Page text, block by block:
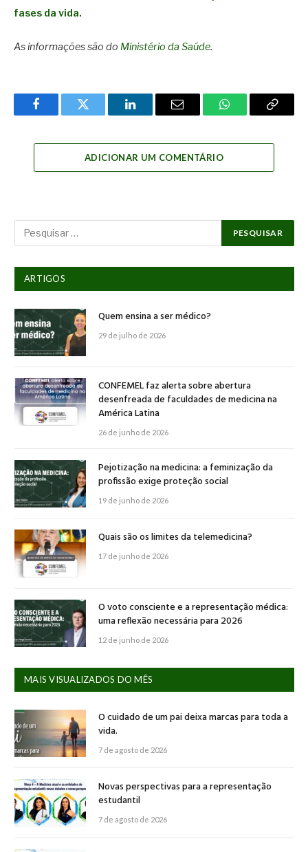
fases da vida.
As informações são do Ministério da Saúde.
FacebookTwitter LinkedInEmail WhatsAppCopy
ADICIONAR UM COMENTÁRIO
ARTIGOS
Quem ensina a ser médico?
29 de julho de 2026
CONFEMEL faz alerta sobre abertura
desenfreada de faculdades de medicina na
América Latina
26 de junho de 2026
Pejotização na medicina: a feminização da
profissão exige proteção social
19 de junho de 2026
Quais são os limites da telemedicina?
17 de junho de 2026
O voto consciente e a representação médica:
uma reflexão necessária para 2026
12 de junho de 2026
MAIS VISUALIZADOS DO MÊS
O cuidado de um pai deixa marcas para toda a
vida.
7 de agosto de 2026
Novas perspectivas para a representação
estudantil
7 de agosto de 2026